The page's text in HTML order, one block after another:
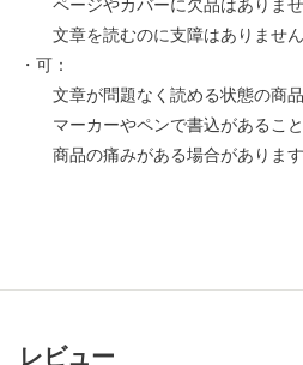
ページやカバーに欠品はありませ
文章を読むのに支障はありません
・可：
文章が問題なく読める状態の商品
マーカーやペンで書込があること
商品の痛みがある場合があります
レビュー